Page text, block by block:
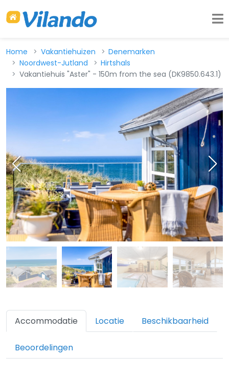
Home Vakantiehuizen
Denemarken
Noordwest-Jutland
Hirtshals
Vakantiehuis "Aster" - 150m from the sea (DK9850.643.1)
Accommodatie Locatie Beschikbaarheid
Beoordelingen